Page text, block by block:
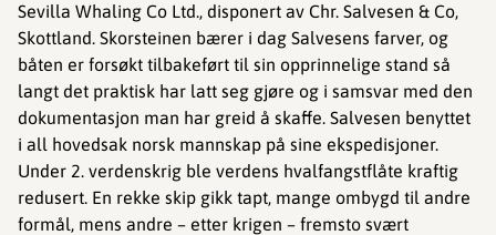
Sevilla Whaling Co Ltd., disponert av Chr. Salvesen & Co,
Skottland. Skorsteinen bærer i dag Salvesens farver, og
båten er forsøkt tilbakeført til sin opprinnelige stand så
langt det praktisk har latt seg gjøre og i samsvar med den
dokumentasjon man har greid å skaffe. Salvesen benyttet
i all hovedsak norsk mannskap på sine ekspedisjoner.
Under 2. verdenskrig ble verdens hvalfangstflåte kraftig
redusert. En rekke skip gikk tapt, mange ombygd til andre
formål, mens andre – etter krigen – fremsto svært